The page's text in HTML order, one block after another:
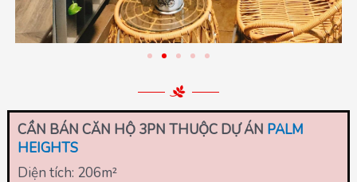
CẦN BÁN CĂN HỘ 3PN THUỘC DỰ ÁN PALM
HEIGHTS
Diện tích: 206m²